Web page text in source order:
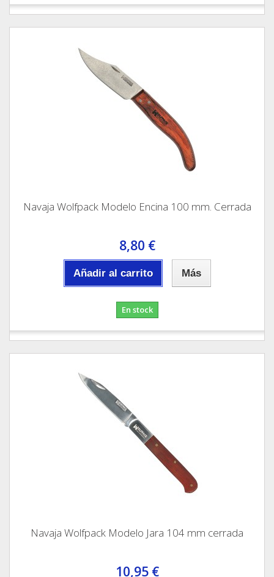
Navaja Wolfpack Modelo Encina 100 mm. Cerrada
8,80 €
Añadir al carrito Más
En stock
Navaja Wolfpack Modelo Jara 104 mm cerrada
10,95 €